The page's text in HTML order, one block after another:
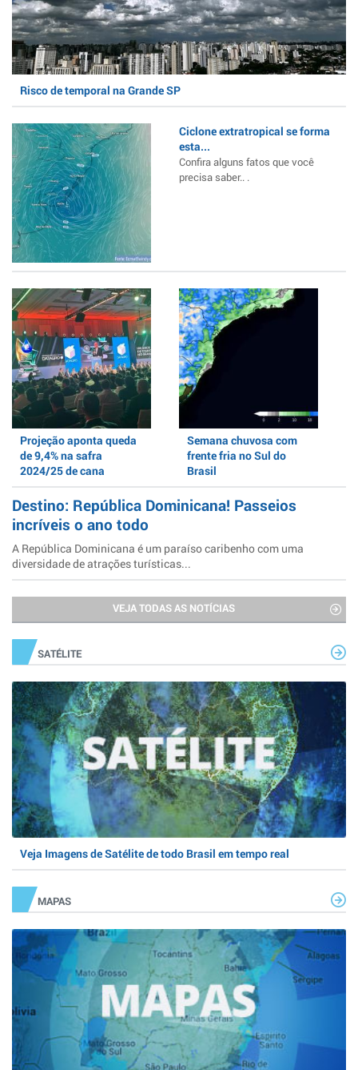
Risco de temporal na Grande SP
Ciclone extratropical se forma
esta...
Confira alguns fatos que você
precisa saber.. .
Projeção aponta queda
de 9,4% na safra
2024/25 de cana
Semana chuvosa com
frente fria no Sul do
Brasil
Destino: República Dominicana! Passeios
incríveis o ano todo
A República Dominicana é um paraíso caribenho com uma
diversidade de atrações turísticas...
VEJA TODAS AS NOTÍCIAS
SATÉLITE
Veja Imagens de Satélite de todo Brasil em tempo real
MAPAS